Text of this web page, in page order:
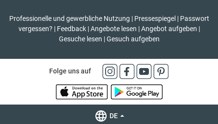
Professionelle und gewerbliche Nutzung | Pressespiegel | Passwort
vergessen? | Feedback | Angebote lesen | Angebot aufgeben |
Gesuche lesen | Gesuch aufgeben
Folge uns auf
DE